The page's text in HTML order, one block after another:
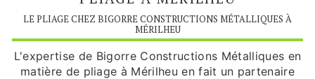
LE PLIAGE CHEZ BIGORRE CONSTRUCTIONS MÉTALLIQUES À
MÉRILHEU
L'expertise de Bigorre Constructions Métalliques en
matière de pliage à Mérilheu en fait un partenaire